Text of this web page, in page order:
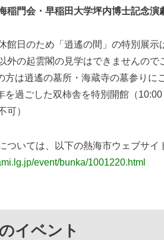
稲門会・早稲田大学坪内博士記念演
館日のため「逍遙の間」の特別展示
外の起雲閣の見学はできませんので
方は逍遙の墓所・海蔵寺の墓参りに
を過ごした双柿舎を特別開館（
可）
ついては、以下の熱海市ウェブサイ
event/bunka/1001220.html
イベント